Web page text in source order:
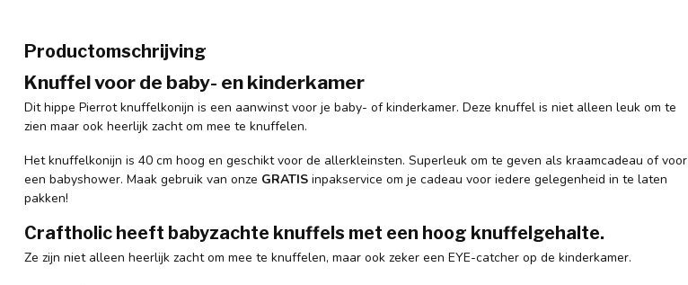
Productomschrijving
Knuffel voor de baby- en kinderkamer
Dit hippe Pierrot knuffelkonijn is een aanwinst voor je baby- of kinderkamer. Deze knuffel is niet alleen leuk om te
zien maar ook heerlijk zacht om mee te knuffelen.
Het knuffelkonijn is 40 cm hoog en geschikt voor de allerkleinsten. Superleuk om te geven als kraamcadeau of voor
een babyshower. Maak gebruik van onze GRATIS inpakservice om je cadeau voor iedere gelegenheid in te laten
pakken!
Craftholic heeft babyzachte knuffels met een hoog knuffelgehalte.
Ze zijn niet alleen heerlijk zacht om mee te knuffelen, maar ook zeker een EYE-catcher op de kinderkamer.